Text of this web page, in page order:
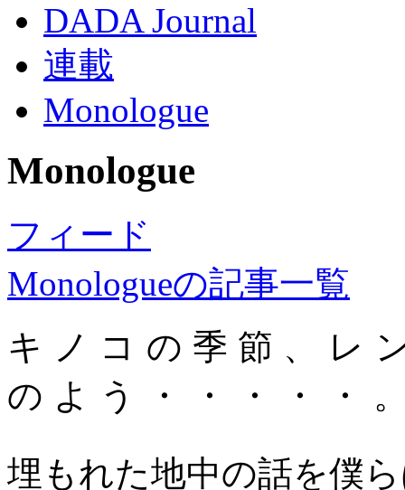
DADA Journal
連載
Monologue
Monologue
フィード
Monologueの記事一覧
キノコの季節、レ
のよう・・・・・
埋もれた地中の話を僕